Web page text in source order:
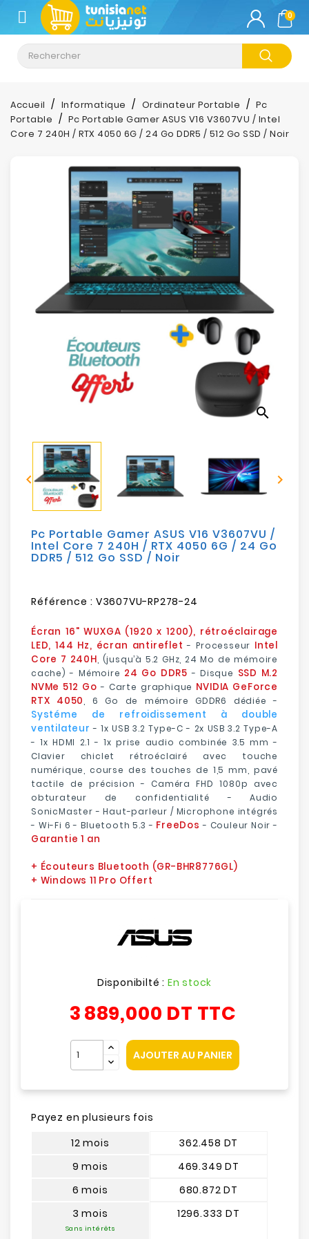
CATÉGORIE
Climatisation
Informatique
Téléphonie
Impression
Photos
Bureautique
Mobilités
Loisirs
0
Accueil Informatique Ordinateur Portable
Pc
Portable
Pc Portable Gamer ASUS V16 V3607VU / Intel
Core 7 240H / RTX 4050 6G / 24 Go DDR5 / 512 Go SSD / Noir
search
 
Pc Portable Gamer ASUS V16 V3607VU /
Intel Core 7 240H / RTX 4050 6G / 24 Go
DDR5 / 512 Go SSD / Noir
Référence : V3607VU-RP278-24
Écran 16" WUXGA (1920 x 1200), rétroéclairage
LED, 144 Hz, écran antireflet - Processeur Intel
Core 7 240H, (jusqu’à 5.2 GHz, 24 Mo de mémoire
cache) - Mémoire 24 Go DDR5 - Disque SSD M.2
NVMe 512 Go - Carte graphique NVIDIA GeForce
RTX 4050, 6 Go de mémoire GDDR6 dédiée -
Systéme de refroidissement à double
ventilateur -1x USB 3.2 Type-C - 2x USB 3.2 Type-A
- 1x HDMI 2.1 - 1x prise audio combinée 3.5 mm -
Clavier chiclet rétroéclairé avec touche
numérique, course des touches de 1,5 mm, pavé
tactile de précision - Caméra FHD 1080p avec
obturateur de confidentialité - Audio
SonicMaster - Haut-parleur / Microphone intégrés
- Wi-Fi 6 - Bluetooth 5.3 - FreeDos - Couleur Noir -
Garantie 1 an
+ Écouteurs Bluetooth (GR-BHR8776GL)
+ Windows 11 Pro Offert
Disponibilté : En stock
3 889,000 DT TTC
AJOUTER AU PANIER
Payez en plusieurs fois
12 mois
9 mois
6 mois
3 mois
Sans intérêts
362.458 DT
469.349 DT
680.872 DT
1296.333 DT